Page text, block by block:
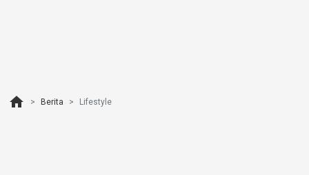
home Berita Lifestyle